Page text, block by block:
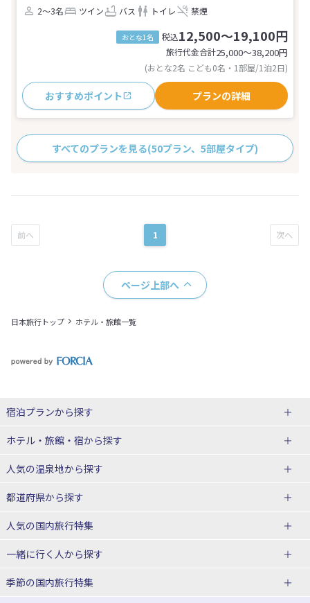
2～3名
ツイン バス トイレ 禁煙
おとな1名 税込12,500～19,100円
旅行代金合計25,000〜38,200円
(おとな2名 こども0名・1部屋/1泊2日)
おすすめポイント プランの詳細
すべてのプランを見る(50プラン、5部屋タイプ)
1
ページ上部へ
日本旅行トップ ホテル・旅館一覧
宿泊プランから探す
北海道
東北
青森県
宮城県
山形県
関東
ホテル・旅館・宿から探す
北海道ホテル・旅館
青森県ホテル・旅館
宮城県ホテル・旅館
山形県ホテル・旅館
人気の温泉地から探す
北海道
湯の川温泉(北海道)
十勝川温泉(北海道)
洞爺湖温泉(北海道)
都道府県から探す
北海道旅行・ツアー
東北
人気の国内旅行特集
東京ディズニーリゾート®への旅
ユニバーサル・スタジオ・ジャパ
一緒に行く人から探す
一人旅 国内版
季節の国内旅行特集